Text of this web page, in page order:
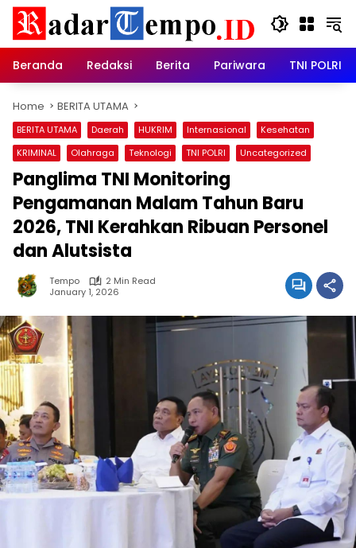
Skip
content
Beranda
Redaksi Berita Pariwara TNI POLRI
Home BERITA UTAMA
BERITA UTAMA Daerah HUKRIM Internasional
Kesehatan
KRIMINAL
Olahraga Teknologi TNI POLRI Uncategorized
Panglima TNI Monitoring
Pengamanan Malam Tahun Baru
2026, TNI Kerahkan Ribuan Personel
dan Alutsista
Tempo
2 Min Read
January 1, 2026